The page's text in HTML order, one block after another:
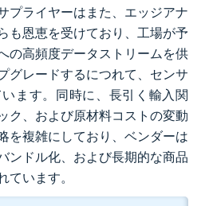
プライヤーはまた、エッジアナ
も恩恵を受けており、工場が予
の高頻度データストリームを供
グレードするにつれて、センサ
ます。同時に、長引く輸入関
ク、および原材料コストの変動
を複雑にしており、ベンダーは
ンドル化、および長期的な商品
ています。